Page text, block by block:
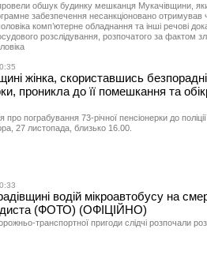
провели обшук будинку мешканця Мукачівщини,
забезпечення несанкціоновано отримував
комп’ютерне обладнання та інші речові
розслідування, розпочатого за фактом
жінка, скориставшись
проникла до її помешкання та
про пограбування 73-річної пенсіонерки до
27 листопада, близько 16.00.
водій мікроавтобусу на
(ФОТО) (ОФІЦІЙНО)
транспортної пригоди слідчі розпочали